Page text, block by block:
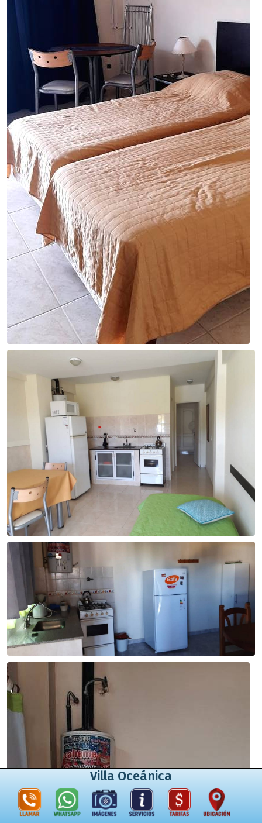
Villa Oceánica